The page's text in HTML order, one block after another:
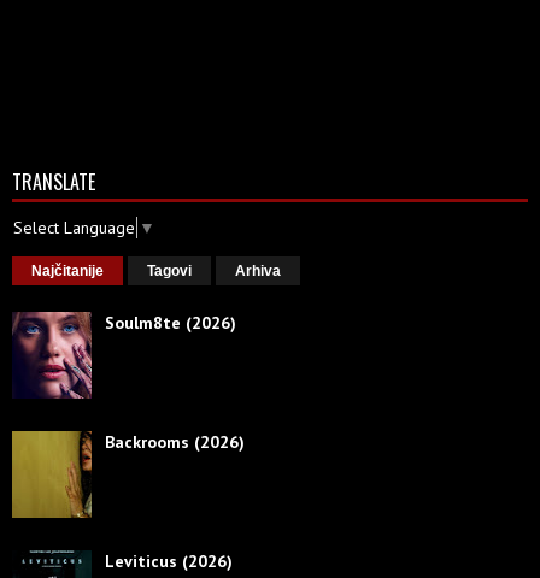
TRANSLATE
Select Language ▼
Najčitanije Tagovi Arhiva
Soulm8te (2026)
Backrooms (2026)
Leviticus (2026)